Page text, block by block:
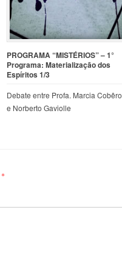
PROGRAMA “MISTÉRIOS” – 1°
Programa: Materialização dos
Espíritos 1/3
Debate entre Profa. Marcia Cobêro
e Norberto Gaviolle
*